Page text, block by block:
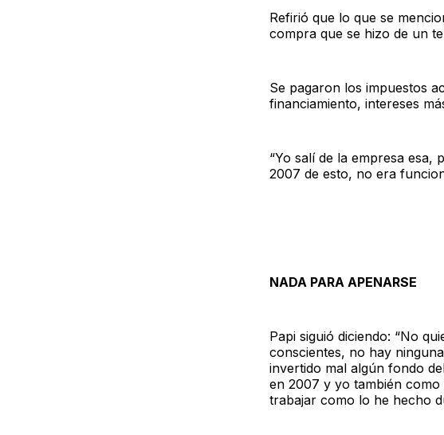
Refirió que lo que se
compra que se hizo de un
Se pagaron los impuestos
financiamiento, intereses
“Yo salí de la empresa esa,
2007 de esto, no era
NADA PARA APENARSE
Papi siguió diciendo: “No
conscientes, no hay
invertido mal algún fondo
en 2007 y yo también
trabajar como lo he hecho